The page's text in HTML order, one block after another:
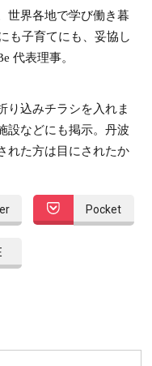
世界各地で学び働き暮
も子育てにも、妥協し
代表理事。
り込みチラシを入れま
設などにも掲示。丹波
れた方は目にされたか
Pocket